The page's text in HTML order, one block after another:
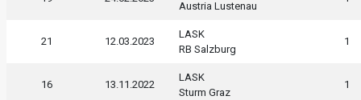
Austria Lustenau
21 12.03.2023
LASK
RB Salzburg
1
16 13.11.2022
LASK
Sturm Graz
1